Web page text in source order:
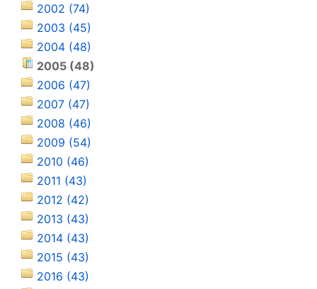
2002 (74)
2003 (45)
2004 (48)
2005 (48)
2006 (47)
2007 (47)
2008 (46)
2009 (54)
2010 (46)
2011 (43)
2012 (42)
2013 (43)
2014 (43)
2015 (43)
2016 (43)